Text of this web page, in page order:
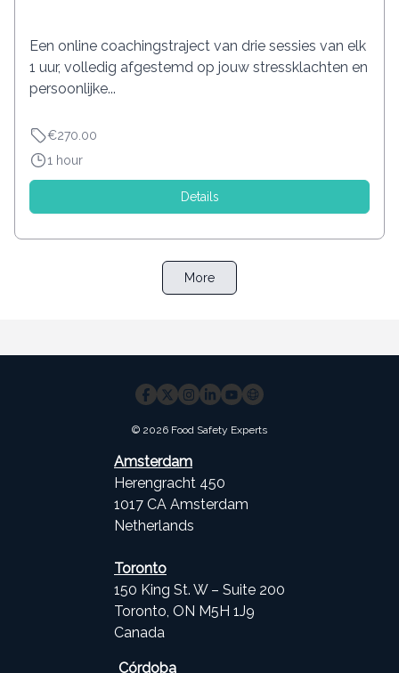
Een online coachingstraject van drie sessies van elk
1 uur, volledig afgestemd op jouw stressklachten en
persoonlijke...
€270.00
1 hour
Details
More
© 2026 Food Safety Experts
Amsterdam
Herengracht 450
1017 CA Amsterdam
Netherlands
Toronto
150 King St. W – Suite 200
Toronto, ON M5H 1J9
Canada
Córdoba